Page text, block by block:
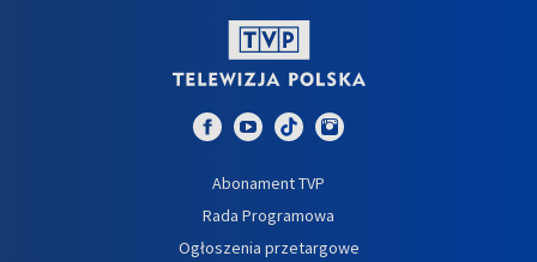
Abonament TVP
Rada Programowa
Ogłoszenia przetargowe